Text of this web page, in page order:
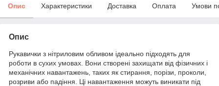
Опис Характеристики Доставка Оплата Умови
Опис
Рукавички з нітриловим обливом ідеально підходять для
роботи в сухих умовах. Вони створені захищати від фізичних і
механічних навантажень, таких як стирання, порізи, проколи,
розриви або падіння. Ці навантаження можуть виникати під